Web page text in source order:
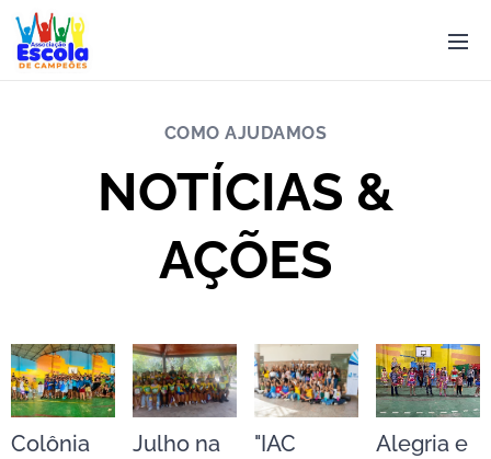
COMO AJUDAMOS
NOTÍCIAS &
AÇÕES
Colônia
Julho na
"IAC
Alegria e